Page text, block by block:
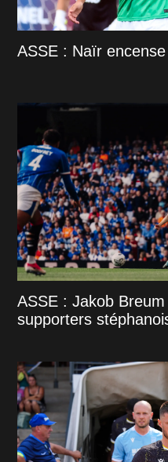
ASSE : Naïr
ASSE : Jakob
supporters